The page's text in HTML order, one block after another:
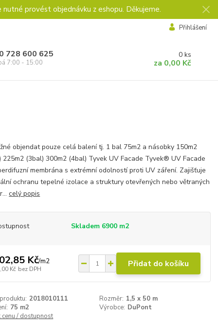
provést objednávku z eshopu. Děkujeme.
Přihlášení
728 600 625
7:00 - 15:00
0 ks
za 0,00 Kč
objendat pouze celá balení tj. 1 bal 75m2 a násobky 150m2
225m2 (3bal) 300m2 (4bal) Tyvek UV Facade Tyvek® UV Facade
membrána s extrémní odolností proti UV záření. Zajišťuje
ochranu tepelné izolace a struktury otevřených nebo větraných
celý popis
Skladem 6900 m2
Kč/m2
Kč bez DPH Přidat do košíku
2018010111 Rozměr: 1,5 x 50 m
75 m2 Výrobce: DuPont
cenu / dostupnost